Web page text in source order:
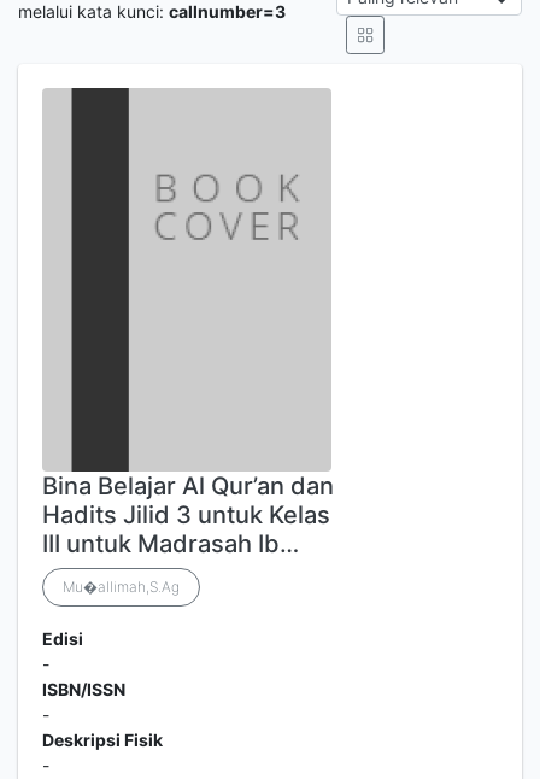
melalui kata kunci: callnumber=3
Bina Belajar Al Qur’an dan
Hadits Jilid 3 untuk Kelas
III untuk Madrasah Ib…
Mu�allimah,S.Ag
Edisi
-
ISBN/ISSN
-
Deskripsi Fisik
-